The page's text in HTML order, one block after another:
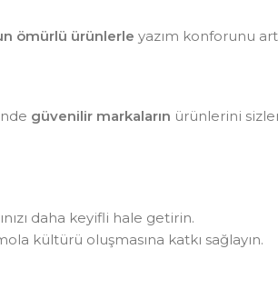
ömürlü ürünlerle yazım konforunu
güvenilir markaların ürünlerini
daha keyifli hale getirin.
kültürü oluşmasına katkı sağlayın.